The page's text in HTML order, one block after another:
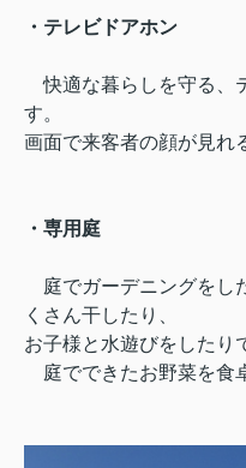
・テレビドアホン
快適な暮らしを守る、
す。
画面で来客者の顔が見れ
・専用庭
庭でガーデニングをし
くさん干したり、
お子様と水遊びをしたり
庭でできたお野菜を食